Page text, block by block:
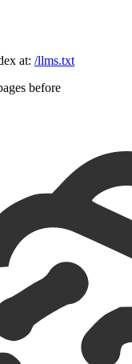
at: /llms.txt
before